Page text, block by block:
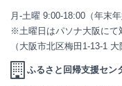
月-土曜 9:00-18:00（年末年
※土曜日はパソナ大阪にて
（大阪市北区梅田1-13-1
ふるさと回帰支援セン